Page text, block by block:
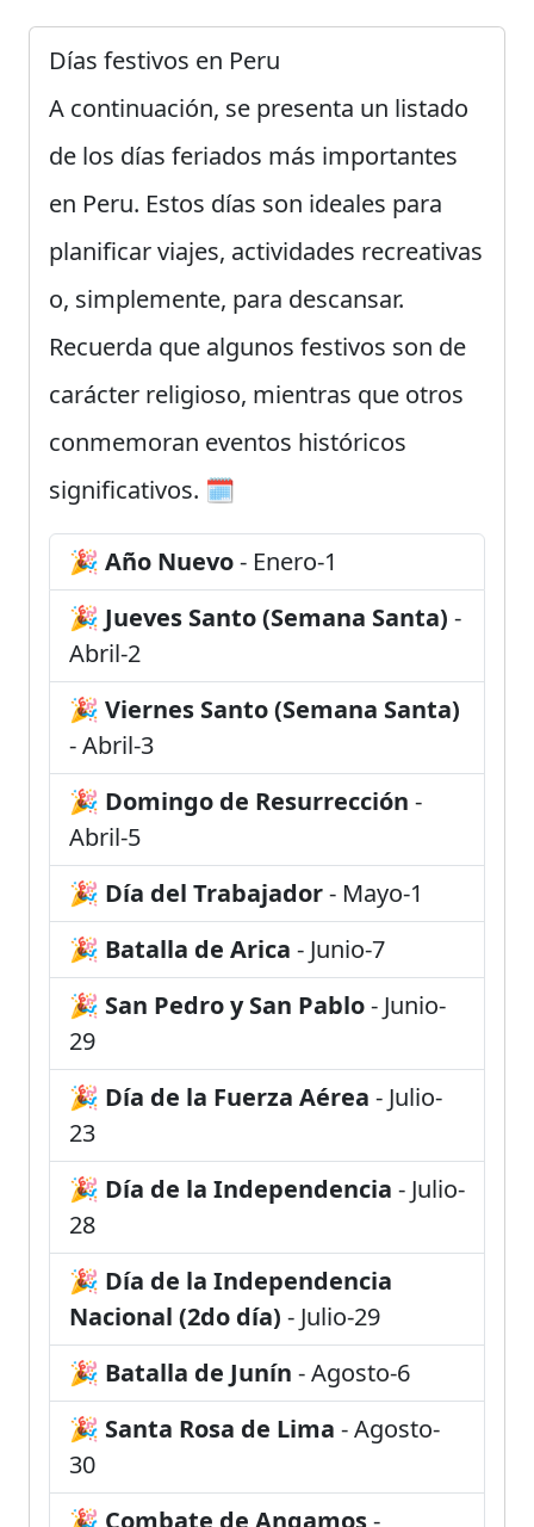
Días festivos en Peru
A continuación, se presenta un listado
de los días feriados más importantes
en Peru. Estos días son ideales para
planificar viajes, actividades recreativas
o, simplemente, para descansar.
Recuerda que algunos festivos son de
carácter religioso, mientras que otros
conmemoran eventos históricos
significativos. 🗓️
🎉 Año Nuevo- Enero-1
🎉 Jueves Santo (Semana Santa) -
Abril-2
🎉 Viernes Santo (Semana Santa)
- Abril-3
🎉 Domingo de Resurrección -
Abril-5
🎉 Día del Trabajador- Mayo-1
🎉 Batalla de Arica - Junio-7
🎉 San Pedro y San Pablo- Junio-
29
🎉 Día de la Fuerza Aérea - Julio-
23
🎉 Día de la Independencia - Julio-
28
🎉 Día de la Independencia
Nacional (2do día) - Julio-29
🎉 Batalla de Junín - Agosto-6
🎉 Santa Rosa de Lima - Agosto-
30
🎉 Combate de Angamos-